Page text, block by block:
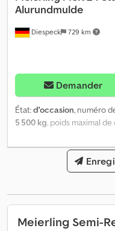
Diespeck 729 km
Alurundmulde
Demander
État:d'occasion, numéro
5 500 kg, poids maximal
10/2007, volume de
, dimension des pneus:
ABS, Frein à
forme Châssis en
réserve d’erreurs
Meierling Semi-